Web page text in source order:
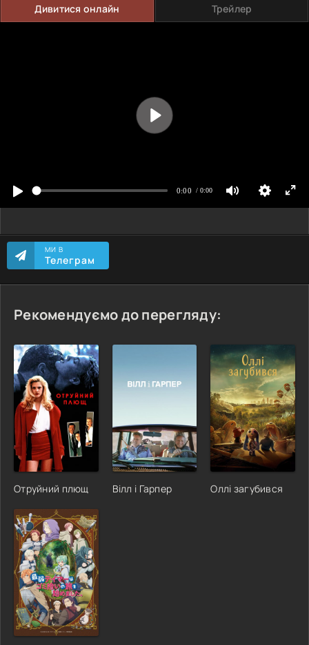
Дивитися онлайн Трейлер
МИ В
Телеграм
Рекомендуємо до перегляду:
Отруйний плющ Вілл і Гарпер Оллі загубився